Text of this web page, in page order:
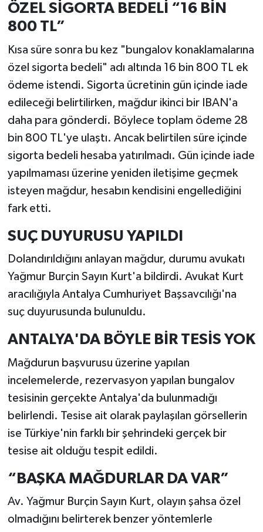
ÖZEL SİGORTA BEDELİ “16 BİN
800 TL”
Kısa süre sonra bu kez "bungalov konaklamalarına
özel sigorta bedeli" adı altında 16 bin 800 TL ek
ödeme istendi. Sigorta ücretinin gün içinde iade
edileceği belirtilirken, mağdur ikinci bir IBAN'a
daha para gönderdi. Böylece toplam ödeme 28
bin 800 TL'ye ulaştı. Ancak belirtilen süre içinde
sigorta bedeli hesaba yatırılmadı. Gün içinde iade
yapılmaması üzerine yeniden iletişime geçmek
isteyen mağdur, hesabın kendisini engellediğini
fark etti.
SUÇ DUYURUSU YAPILDI
Dolandırıldığını anlayan mağdur, durumu avukatı
Yağmur Burçin Sayın Kurt'a bildirdi. Avukat Kurt
aracılığıyla Antalya Cumhuriyet Başsavcılığı'na
suç duyurusunda bulunuldu.
ANTALYA'DA BÖYLE BİR TESİS YOK
Mağdurun başvurusu üzerine yapılan
incelemelerde, rezervasyon yapılan bungalov
tesisinin gerçekte Antalya'da bulunmadığı
belirlendi. Tesise ait olarak paylaşılan görsellerin
ise Türkiye'nin farklı bir şehrindeki gerçek bir
tesise ait olduğu tespit edildi.
“BAŞKA MAĞDURLAR DA VAR”
Av. Yağmur Burçin Sayın Kurt, olayın şahsa özel
olmadığını belirterek benzer yöntemlerle